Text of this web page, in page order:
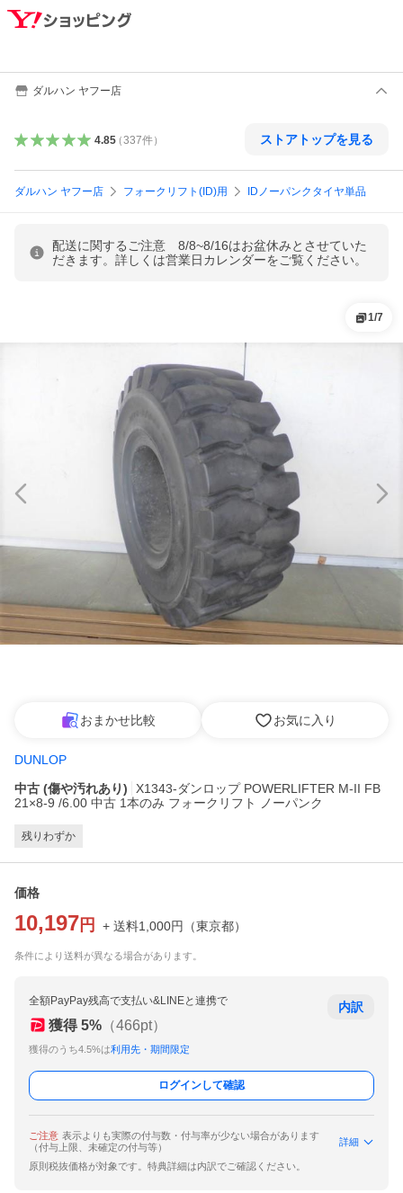
ダルハン ヤフー店
4.85（337件） ストアトップを見る
ダルハン ヤフー店 フォークリフト(ID)用 IDノーパンクタイヤ単品
配送に関するご注意 8/8~8/16はお盆休みとさせていた
だきます。詳しくは営業日カレンダーをご覧ください。
1/7
おまかせ比較 お気に入り
DUNLOP
中古 (傷や汚れあり)
X1343-ダンロップ POWERLIFTER M-II FB
21×8-9 /6.00 中古 1本のみ フォークリフト ノーパンク
残りわずか
価格
10,197 円 + 送料1,000円 （東京都）
条件により送料が異なる場合があります。
全額PayPay残高で支払い&LINEと連携で
獲得 5% （466pt）
獲得のうち4.5%は利用先・期間限定
内訳
ログインして確認
ご注意 表示よりも実際の付与数・付与率が少ない場合があります
（付与上限、未確定の付与等）
詳細
原則税抜価格が対象です。特典詳細は内訳でご確認ください。